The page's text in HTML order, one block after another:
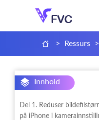
> Ressurs >
Innhold
Del 1. Reduser
på iPhone i